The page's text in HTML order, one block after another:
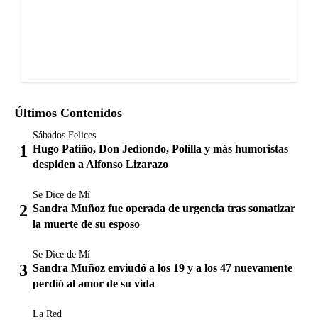
Últimos Contenidos
Sábados Felices
Hugo Patiño, Don Jediondo, Polilla y más humoristas
despiden a Alfonso Lizarazo
Se Dice de Mí
Sandra Muñoz fue operada de urgencia tras somatizar
la muerte de su esposo
Se Dice de Mí
Sandra Muñoz enviudó a los 19 y a los 47 nuevamente
perdió al amor de su vida
La Red